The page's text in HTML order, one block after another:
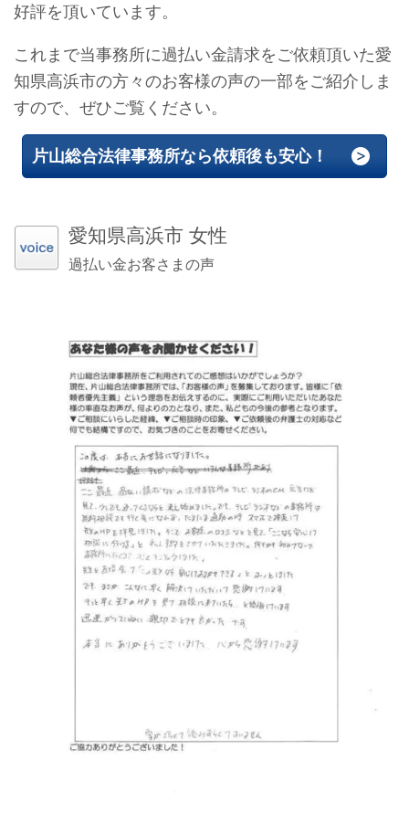
好評を頂いています。
これまで当事務所に過払い金請求をご依頼頂いた愛
知県高浜市の方々のお客様の声の一部をご紹介しま
すので、ぜひご覧ください。
片山総合法律事務所なら依頼後も安心！
愛知県高浜市 女性
過払い金お客さまの声